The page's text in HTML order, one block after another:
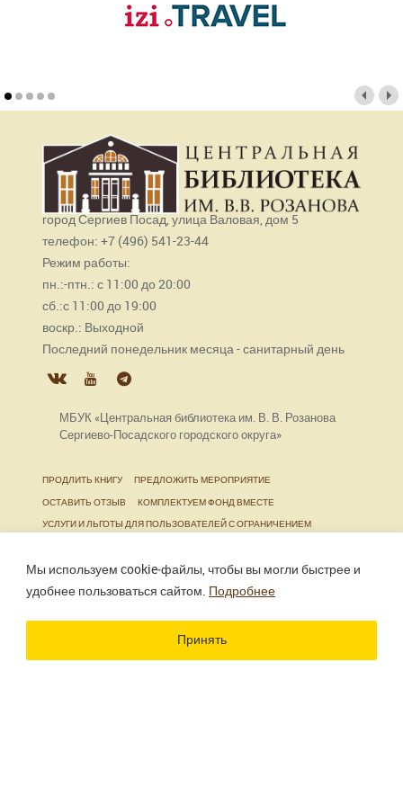
Мы используем cookie‑файлы, чтобы вы могли быстрее и
удобнее пользоваться сайтом. Подробнее
Принять
город Сергиев Посад, улица Валовая, дом 5
телефон: +7 (496) 541-23-44
Режим работы:
пн.:-птн.: с 11:00 до 20:00
сб.:с 11:00 до 19:00
воскр.: Выходной
Последний понедельник месяца - санитарный день
МБУК «Центральная библиотека им. В. В. Розанова
Сергиево-Посадского городского округа»
ПРОДЛИТЬ КНИГУ
ПРЕДЛОЖИТЬ МЕРОПРИЯТИЕ
ОСТАВИТЬ ОТЗЫВ
КОМПЛЕКТУЕМ ФОНД ВМЕСТЕ
УСЛУГИ И ЛЬГОТЫ ДЛЯ ПОЛЬЗОВАТЕЛЕЙ С ОГРАНИЧЕНИЕМ
ЖИЗНЕДЕЯТЕЛЬНОСТИ
Использование материалов сайта разрешено только
при наличии активной ссылки.